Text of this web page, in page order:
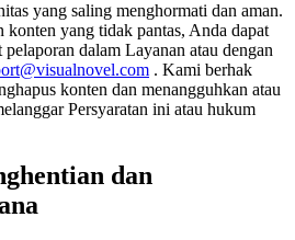
yang saling menghormati dan aman.
konten yang tidak pantas, Anda dapat
dalam Layanan atau dengan
. Kami berhak
konten dan menangguhkan atau
Persyaratan ini atau hukum
dan